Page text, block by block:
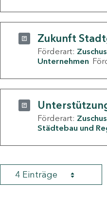
Zukunft
Förderart:
Unternehmen
Förderart:
Städtebau und
4 Einträge